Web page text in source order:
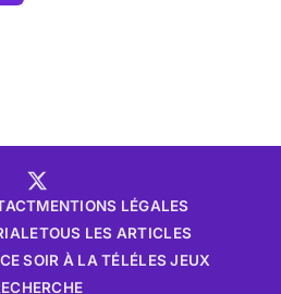
MENTIONS LÉGALES
TOUS LES ARTICLES
CE SOIR À LA TÉLÉLES JEUX